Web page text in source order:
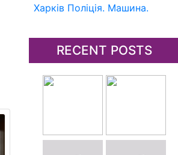
Харків Поліція. Машина.
RECENT POSTS